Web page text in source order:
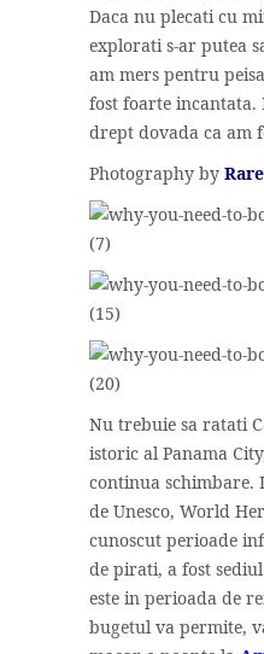
Daca nu plecati cu
explorati s-ar putea
am mers pentru
fost foarte incantata.
drept dovada ca am
Photography by
Nu trebuie sa ratati
istoric al Panama
continua schimbare.
de Unesco, World
cunoscut perioade
de pirati, a fost
este in perioada de
bugetul va permite,